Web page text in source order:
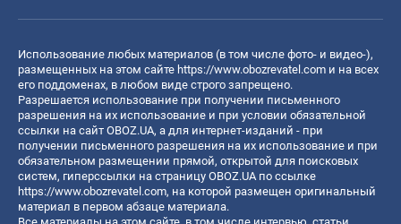
Использование любых материалов (в том числе фото- и видео-),
размещенных на этом сайте https://www.obozrevatel.com и на всех
его поддоменах, в любом виде строго запрещено.
Разрешается использование при получении письменного
разрешения на их использование и при условии обязательной
ссылки на сайт OBOZ.UA, а для интернет-изданий - при
получении письменного разрешения на их использование и при
обязательном размещении прямой, открытой для поисковых
систем, гиперссылки на страницу OBOZ.UA по ссылке
https://www.obozrevatel.com, на которой размещен оригинальный
материал в первом абзаце материала.